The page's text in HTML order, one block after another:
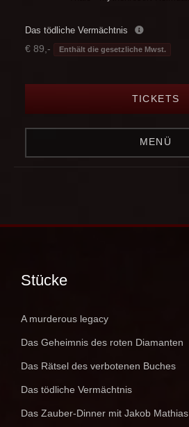
Das tödliche Vermächtnis
€ 89,- Enthält die gesetzliche Mwst.
TICKETS
MENÜ
Stücke
A murderous legacy
Das Geheimnis des roten Diamanten
Das Rätsel des verbotenen Buches
Das tödliche Vermächtnis
Das Zauber-Dinner mit Jakob Mathias